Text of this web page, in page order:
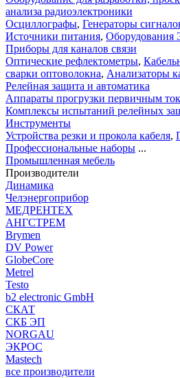
анализа радиоэлектроники
Осциллографы, Генераторы
Источники питания,
Приборы для каналов связи
Оптические рефлектометры,
сварки оптоволокна, Анализаторы
Релейная защита и автоматика
Аппараты прогрузки первичным
Комплексы испытаний релейных
Инструменты
Устройства резки и прокола кабеля,
Профессиональные наборы ...
Промышленная мебель
Производители
Динамика
Челэнергоприбор
МЕДРЕНТЕХ
АНГСТРЕМ
Brymen
DV Power
GlobeCore
Metrel
Testo
b2 electronic GmbH
СКАТ
СКБ ЭП
NORGAU
ЭКРОС
Mastech
все производители